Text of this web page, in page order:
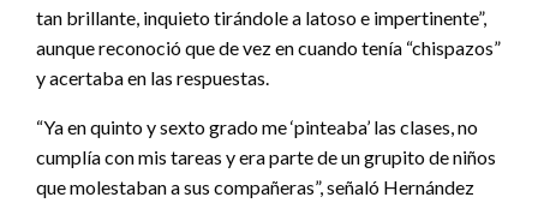
tan brillante, inquieto tirándole a latoso e impertinente”,
aunque reconoció que de vez en cuando tenía “chispazos”
y acertaba en las respuestas.
“Ya en quinto y sexto grado me ‘pinteaba’ las clases, no
cumplía con mis tareas y era parte de un grupito de niños
que molestaban a sus compañeras”, señaló Hernández